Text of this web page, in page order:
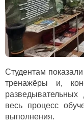
Студентам
тренажёры и,
весь процесс
выполнения.